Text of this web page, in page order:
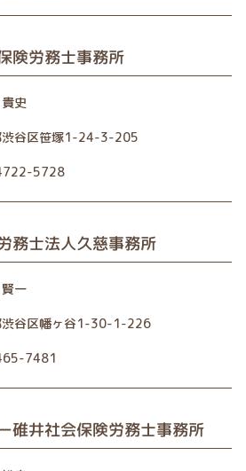
険労務士事務所
史
渋谷区笹塚1-24-3-205
5728
務士法人久慈事務所
一
渋谷区幡ヶ谷1-30-1-226
7481
碓井社会保険労務士事務所